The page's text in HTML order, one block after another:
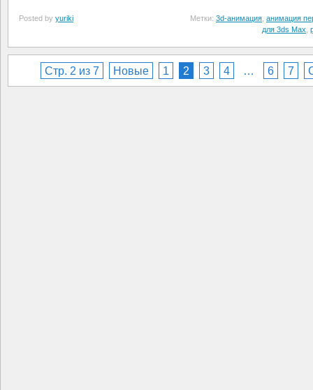
Posted by yuriki Метки: 3d-анимация, анимация
для 3ds Max,
Стр. 2 из 7 Новые 1 2 3 4 … 6 7